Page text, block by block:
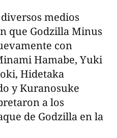
medios
que Godzilla Minus
con
Hamabe, Yuki
Hidetaka
y Kuranosuke
a los
de Godzilla en la